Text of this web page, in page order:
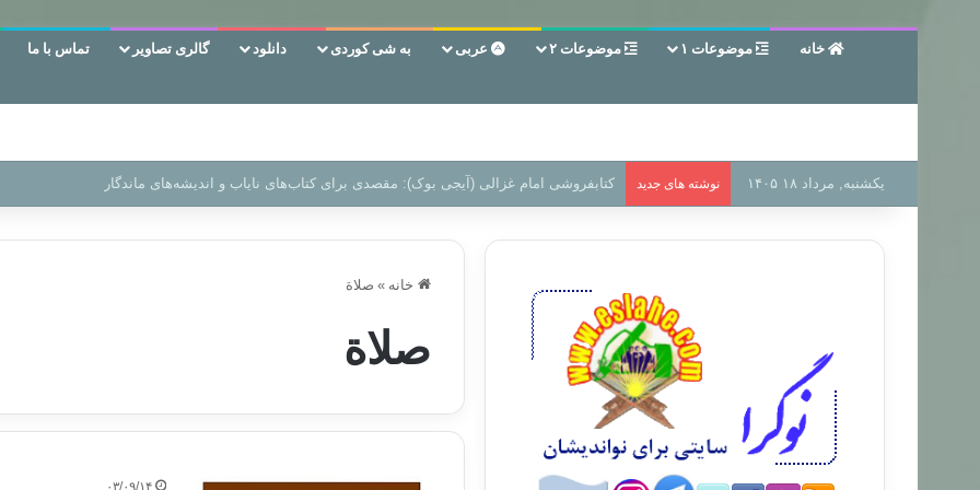
خانه موضوعات ۱ موضوعات ۲ عربی به شی کوردی دانلود گالری تصاویر تماس با ما
یکشنبه, مرداد ۱۸ ۱۴۰۵ نوشته های جدید سر دفتر فساد در زمین‌، دوری وکناره‌گیری از راه خداست‌!
خانه » صلاة
صلاة
۰۳/۰۹/۱۴